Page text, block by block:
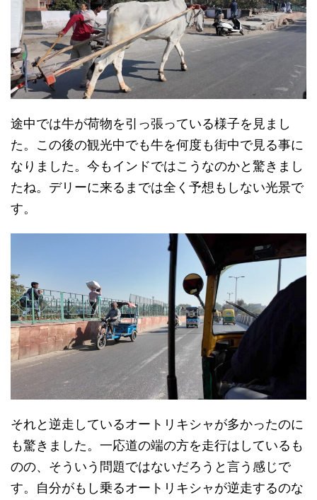
途中では牛が荷物を引っ張っている様子を見まし
た。この後の観光中でも牛を何度も街中で見る事に
なりました。今もインドではこうなのかと驚きまし
たね。デリーに来るまでは全く予想もしない光景で
す。
それと逆走しているオートリキシャが多かったのに
も驚きました。一応道の端の方を走行はしているも
のの、そういう問題ではないだろうと言う感じで
す。自分がもし乗るオートリキシャが逆走するのな